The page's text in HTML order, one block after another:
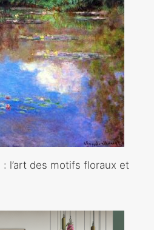
l’art des motifs floraux et